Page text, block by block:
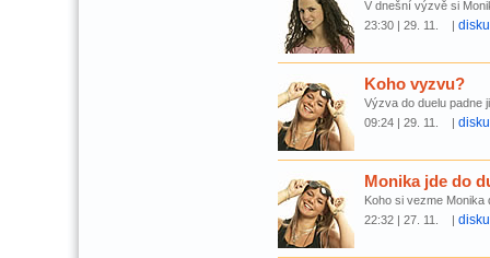
V dnešní výzvě si
23:30 | 29. 11. |
Koho vyzvu?
Výzva do duelu padne
09:24 | 29. 11. |
Monika jde do
Koho si vezme
22:32 | 27. 11. |